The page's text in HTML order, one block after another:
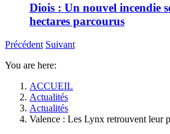
Diois : Un nouvel incendie
hectares parcourus
Précédent Suivant
You are here:
ACCUEIL
Actualités
Actualités
Valence : Les Lynx retrouvent leur